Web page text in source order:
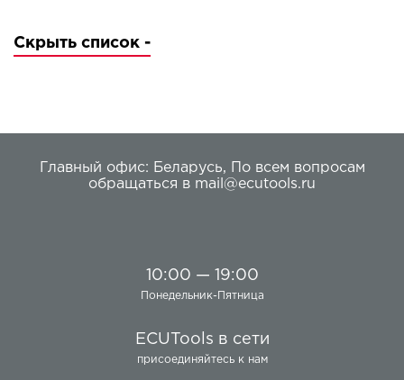
Скрыть список -
Главный офис: Беларусь,
По всем вопросам
обращаться в mail@ecutools.ru
10:00 — 19:00
Понедельник-Пятница
ECUTools в сети
присоединяйтесь к нам